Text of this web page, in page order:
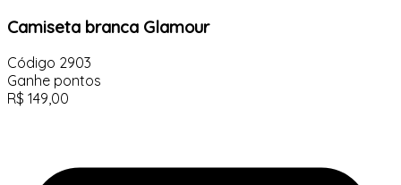
Camiseta branca Glamour
Código 2903
Ganhe pontos
R$ 149,00